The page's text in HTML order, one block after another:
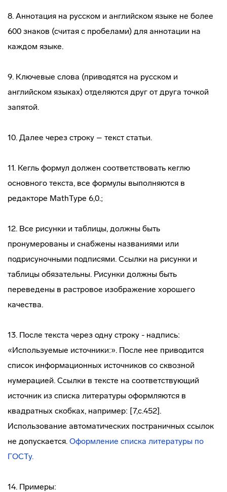
8. Аннотация на русском и английском языке не более
600 знаков (считая с пробелами) для аннотации на
каждом языке.
9. Ключевые слова (приводятся на русском и
английском языках) отделяются друг от друга точкой
запятой.
10. Далее через строку – текст статьи.
11. Кегль формул должен соответствовать кеглю
основного текста, все формулы выполняются в
редакторе MathType 6,0.;
12. Все рисунки и таблицы, должны быть
пронумерованы и снабжены названиями или
подрисуночными подписями. Ссылки на рисунки и
таблицы обязательны. Рисунки должны быть
переведены в растровое изображение хорошего
качества.
13. После текста через одну строку - надпись:
«Используемые источники:». После нее приводится
список информационных источников со сквозной
нумерацией. Ссылки в тексте на соответствующий
источник из списка литературы оформляются в
квадратных скобках, например: [7,с.452].
Использование автоматических постраничных ссылок
не допускается. Оформление списка литературы по
ГОСТу.
14. Примеры: